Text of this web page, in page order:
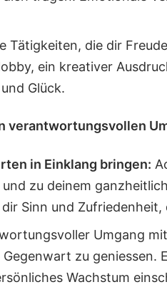
Tätigkeiten, die dir
ein kreativer
Glück.
verantwortungsvollen
in Einklang bringen:
zu deinem
Sinn und
Umgang
zu geniessen.
Wachstum